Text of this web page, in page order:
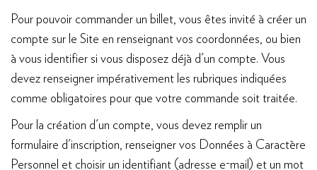
Pour pouvoir commander un billet, vous êtes invité à créer un
compte sur le Site en renseignant vos coordonnées, ou bien
à vous identifier si vous disposez déjà d'un compte. Vous
devez renseigner impérativement les rubriques indiquées
comme obligatoires pour que votre commande soit traitée.
Pour la création d'un compte, vous devez remplir un
formulaire d'inscription, renseigner vos Données à Caractère
Personnel et choisir un identifiant (adresse e-mail) et un mot